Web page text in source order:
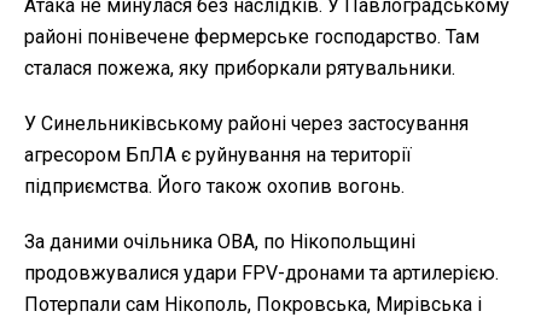
Атака не минулася без наслідків. У Павлоградському
районі понівечене фермерське господарство. Там
сталася пожежа, яку приборкали рятувальники.
У Синельниківському районі через застосування
агресором БпЛА є руйнування на території
підприємства. Його також охопив вогонь.
За даними очільника ОВА, по Нікопольщині
продовжувалися удари FPV-дронами та артилерією.
Потерпали сам Нікополь, Покровська, Мирівська і